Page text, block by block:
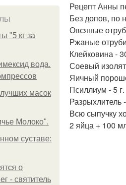
"5 кг за
вода.
масок
Молоко".
суставе:
о
- святитель
Рецепт Анны
Без допов, по
Овсяные
Ржаные
Клейковина -
Соевый изолят
Яичный
Псиллиум - 5 г.
Разрыхлитель
Всю сыпучку
2 яйца + 100